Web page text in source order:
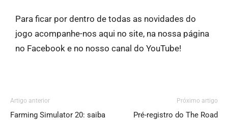
Para ficar por dentro de todas as novidades do
jogo acompanhe-nos aqui no site, na nossa página
no Facebook e no nosso canal do YouTube!
Artigo anterior
Farming Simulator 20: saiba
Próximo artigo
Pré-registro do The Road